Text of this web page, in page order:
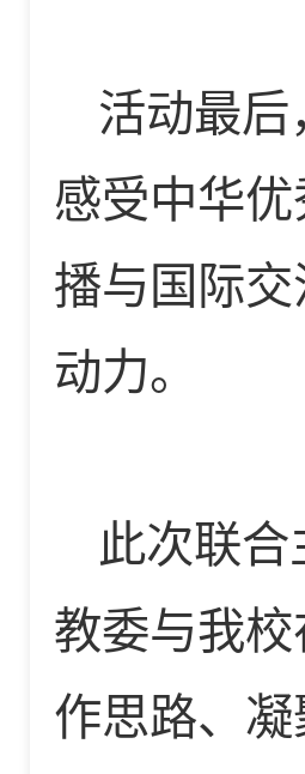
活动最
感受中华
播与国际交
动力。
此次联
教委与我
作思路、